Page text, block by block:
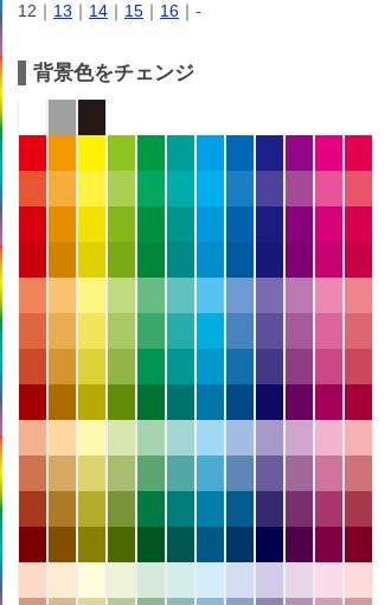
12｜ 13 ｜ 14 ｜ 15 ｜ 16 ｜-
背景色をチェンジ